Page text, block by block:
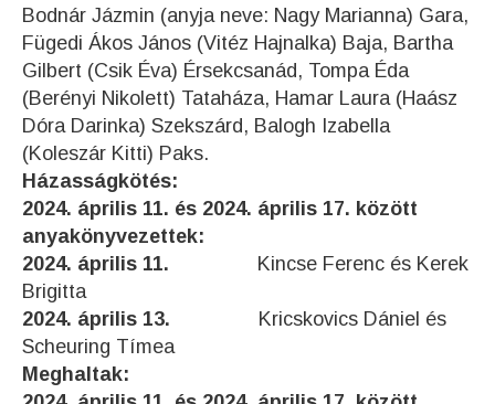
Bodnár Jázmin (anyja neve: Nagy Marianna) Gara,
Fügedi Ákos János (Vitéz Hajnalka) Baja, Bartha
Gilbert (Csik Éva) Érsekcsanád, Tompa Éda
(Berényi Nikolett) Tataháza, Hamar Laura (Haász
Dóra Darinka) Szekszárd, Balogh Izabella
(Koleszár Kitti) Paks.
Házasságkötés:
2024. április 11. és 2024. április 17. között
anyakönyvezettek:
2024. április 11. Kincse Ferenc és Kerek
Brigitta
2024. április 13. Kricskovics Dániel és
Scheuring Tímea
Meghaltak: